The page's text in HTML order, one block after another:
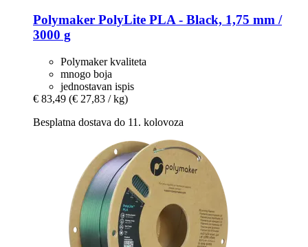
Polymaker PolyLite PLA -​ Black, 1,75 mm /
3000 g
Polymaker kvaliteta
mnogo boja
jednostavan ispis
€ 83,49 (€ 27,83 / kg)
Besplatna dostava do 11. kolovoza